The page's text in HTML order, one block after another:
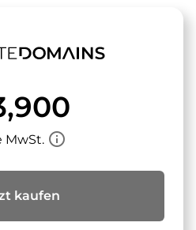
MwSt. info_outline
kaufen